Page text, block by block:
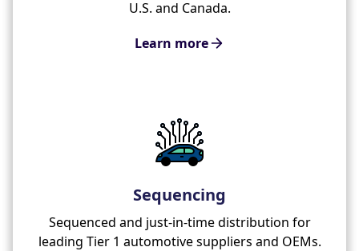
U.S. and Canada.
Learn more
Sequencing
Sequenced and just-in-time distribution for
leading Tier 1 automotive suppliers and OEMs.